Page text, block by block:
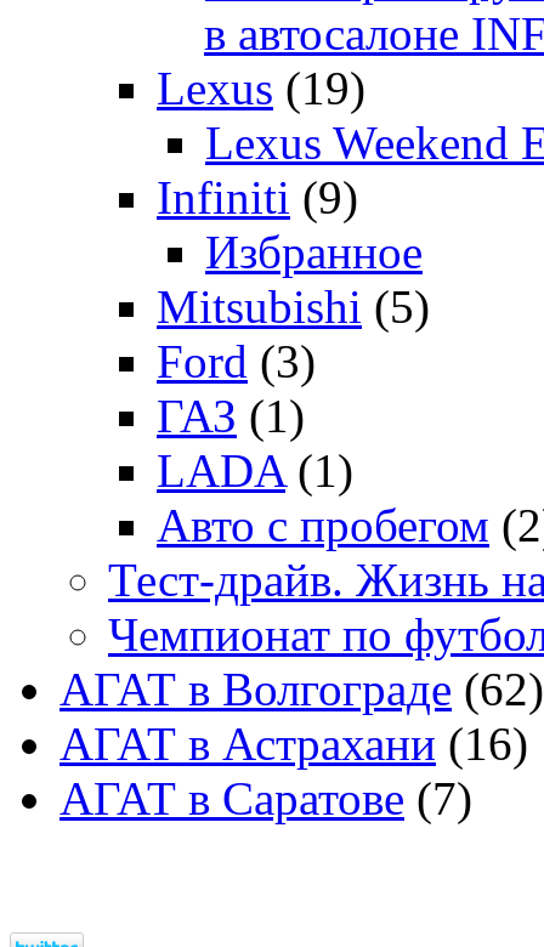
в автосалоне
Lexus (19)
Lexus Weekend
Infiniti (9)
Избранное
Mitsubishi (5)
Ford (3)
ГАЗ (1)
LADA (1)
Авто с пробегом
Тест-драйв. Жизнь
Чемпионат по
АГАТ в Волгограде (62)
АГАТ в Астрахани (16)
АГАТ в Саратове (7)